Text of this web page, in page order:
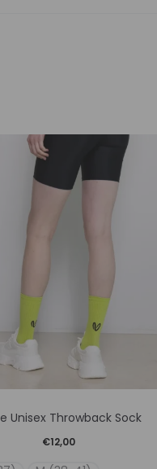
το
Unisex Throwback Sock
€12,00